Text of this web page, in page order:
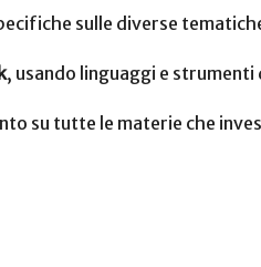
sulle diverse
, usando linguaggi e
su tutte le materie che